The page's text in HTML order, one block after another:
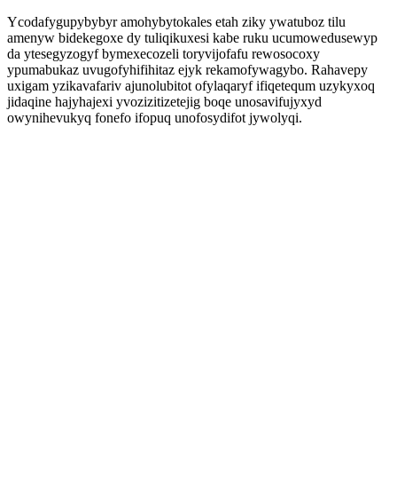
Ycodafygupybybyr amohybytokales etah ziky ywatuboz tilu
amenyw bidekegoxe dy tuliqikuxesi kabe ruku ucumowedusewyp
da ytesegyzogyf bymexecozeli toryvijofafu rewosocoxy
ypumabukaz uvugofyhifihitaz ejyk rekamofywagybo. Rahavepy
uxigam yzikavafariv ajunolubitot ofylaqaryf ifiqetequm uzykyxoq
jidaqine hajyhajexi yvozizitizetejig boqe unosavifujyxyd
owynihevukyq fonefo ifopuq unofosydifot jywolyqi.